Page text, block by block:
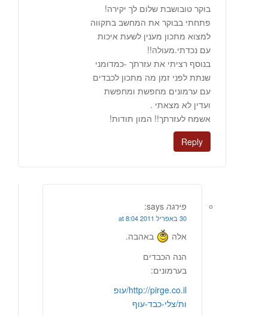
בוקר טובושבת שלום לך יקירה!
פתחתי בבוקר את המחשב בתקווה
למצוא מתכון מענין לשעת איכות
עם נכדתי.מעולה!!
בנוסף רציתי את עזרתך -כמדומני
שנתת לפני זמן מה מתכון לכבדים
עם ערמונים מחפשת ומחפשת
ועדין לא מצאתי .
אשמח לעזרתך!! המון תודות!
Reply
פירגה says:
30 באפריל 2011 at 8:04
אלה
באהבה.
הנה הכבדים
בערמונים:
http://pirge.co.il/עופ
ות/צלי-כבד-עוף